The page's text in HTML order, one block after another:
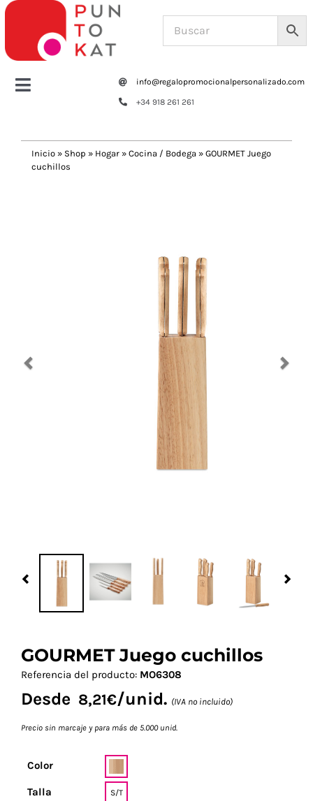
Saltar
contenido
Toggle
Tazas y botellas
Navidad 🎄 Invierno
info@regalopromocionalpersonalizado.com
+34 918 261 261
Inicio » Shop » Hogar » Cocina / Bodega » GOURMET Juego
cuchillos
Previous
GOURMET Juego cuchillos
Referencia del producto: MO6308
Desde 8,21€/unid. (IVA no incluido)
Precio sin marcaje y para más de 5.000 unid.
Color
Talla S/T